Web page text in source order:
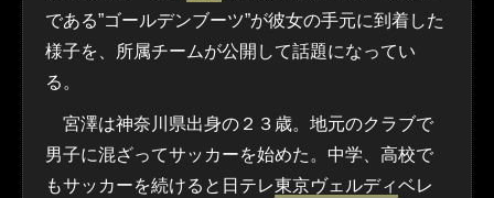
である”ゴールデンブーツ”が彼女の手元に到着した
様子を、所属チームが公開して話題になってい
る。
宮澤は神奈川県出身の２３歳。地元のクラブで
男子に混ざってサッカーを始めた。中学、高校で
もサッカーを続けると日テレ東京ヴェルディベレ